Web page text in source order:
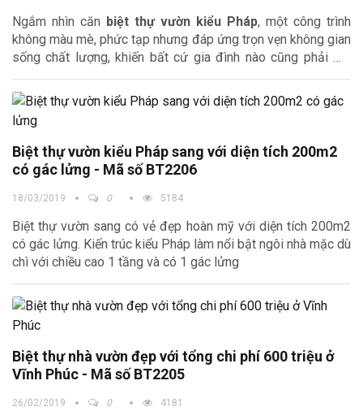
Ngắm nhìn căn biệt thự vườn kiểu Pháp, một công trình
không màu mè, phức tạp nhưng đáp ứng trọn vẹn không gian
sống chất lượng, khiến bất cứ gia đình nào cũng phải mơ
Biệt thự vườn kiểu Pháp sang với diện tích 200m2
có gác lửng - Mã số BT2206
18/03/2019 0 5184
Biệt thự vườn sang có vẻ đẹp hoàn mỹ với diện tích 200m2
có gác lửng. Kiến trúc kiểu Pháp làm nổi bật ngôi nhà mặc dù
chì với chiều cao 1 tầng và có 1 gác lửng
Biệt thự nhà vườn đẹp với tổng chi phí 600 triệu ở
Vĩnh Phúc - Mã số BT2205
26/02/2019 0 4181